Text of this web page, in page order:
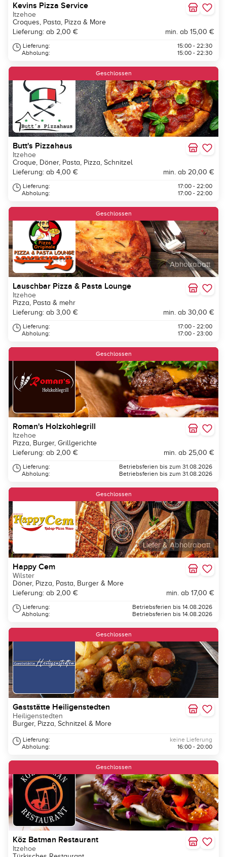
Kevins Pizza Service
Itzehoe
Croques, Pasta, Pizza & More
Lieferung: ab 2,00 €
min. ab 15,00 €
Lieferung:
Abholung:
15:00 - 22:30
15:00 - 22:30
Geschlossen
Butt's Pizzahaus
Itzehoe
Croque, Döner, Pasta, Pizza, Schnitzel
Lieferung: ab 4,00 €
min. ab 20,00 €
Lieferung:
Abholung:
17:00 - 22:00
17:00 - 22:00
Abholrabatt
Geschlossen
Lauschbar Pizza & Pasta Lounge
Itzehoe
Pizza, Pasta & mehr
Lieferung: ab 3,00 €
min. ab 30,00 €
Lieferung:
Abholung:
17:00 - 22:00
17:00 - 23:00
Geschlossen
Roman's Holzkohlegrill
Itzehoe
Pizza, Burger, Grillgerichte
Lieferung: ab 2,00 €
min. ab 25,00 €
Lieferung:
Abholung:
Betriebsferien bis zum 31.08.2026
Betriebsferien bis zum 31.08.2026
Liefer & Abholrabatt
Geschlossen
Happy Cem
Wilster
Döner, Pizza, Pasta, Burger & More
Lieferung: ab 2,00 €
min. ab 17,00 €
Lieferung:
Abholung:
Betriebsferien bis 14.08.2026
Betriebsferien bis 14.08.2026
Geschlossen
Gaststätte Heiligenstedten
Heiligenstedten
Burger, Pizza, Schnitzel & More
Lieferung:
Abholung:
keine Lieferung
16:00 - 20:00
Geschlossen
Köz Batman Restaurant
Itzehoe